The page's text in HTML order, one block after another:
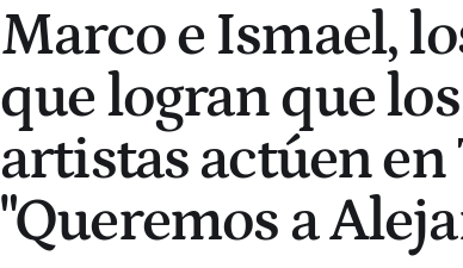
Marco e Ismael,
que logran que
artistas actúen en
"Queremos a